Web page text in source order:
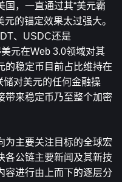
，一直通过其“美元霸
元的锚定效果太过强大。
、USDC还是
元在Web 3.0领域对其
的稳定币目前占比维持在
对美元的任何金融操
带来稳定币乃至整个加密
为主要关注目标的全球宏
各公链主要新闻及其新技
容进行由上而下的逐层分